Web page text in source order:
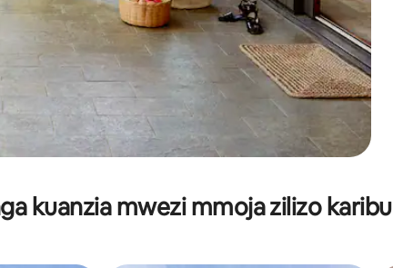
kuanzia mwezi mmoja zilizo karibu